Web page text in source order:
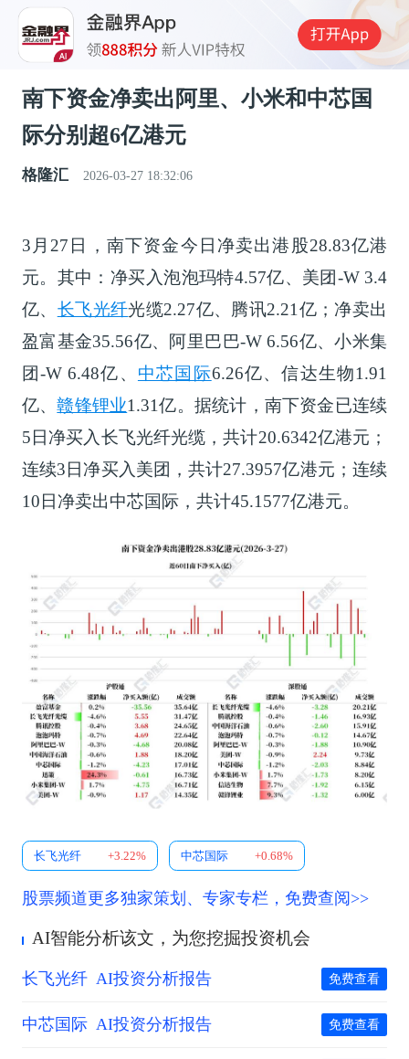
南下资金净卖出阿里、小米和中芯国
际分别超6亿港元
格隆汇 2026-03-27 18:32:06
3月27日，南下资金今日净卖出港股28.83亿港
元。其中：净买入泡泡玛特4.57亿、美团-W 3.4
亿、 长飞光纤光缆2.27亿、腾讯2.21亿；净卖出
盈富基金35.56亿、阿里巴巴-W 6.56亿、小米集
团-W 6.48亿、 中芯国际6.26亿、信达生物1.91
亿、赣锋锂业1.31亿。据统计，南下资金已连续
5日净买入长飞光纤光缆，共计20.6342亿港元；
连续3日净买入美团，共计27.3957亿港元；连续
10日净卖出中芯国际，共计45.1577亿港元。
长飞光纤 +3.22% 中芯国际 +0.68%
股票频道更多独家策划、专家专栏，免费查阅>>
AI智能分析该文，为您挖掘投资机会
长飞光纤 AI投资分析报告 免费查看
中芯国际 AI投资分析报告 免费查看